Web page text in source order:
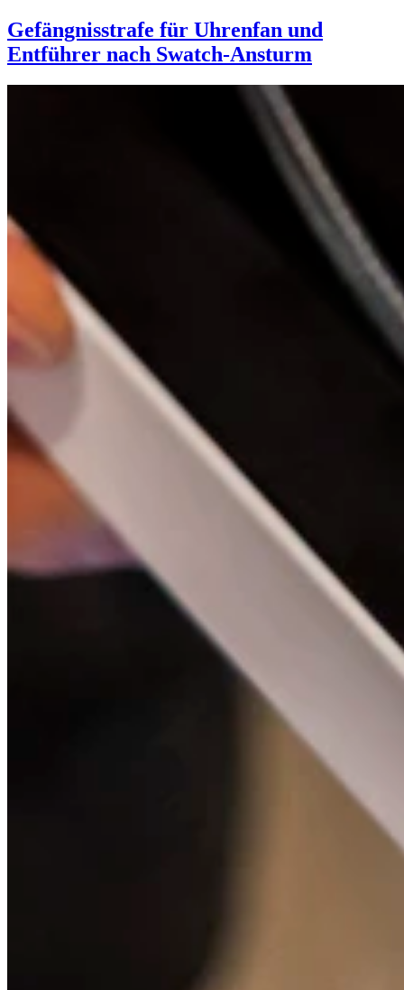
Gefängnisstrafe für Uhrenfan und
Entführer nach Swatch-Ansturm